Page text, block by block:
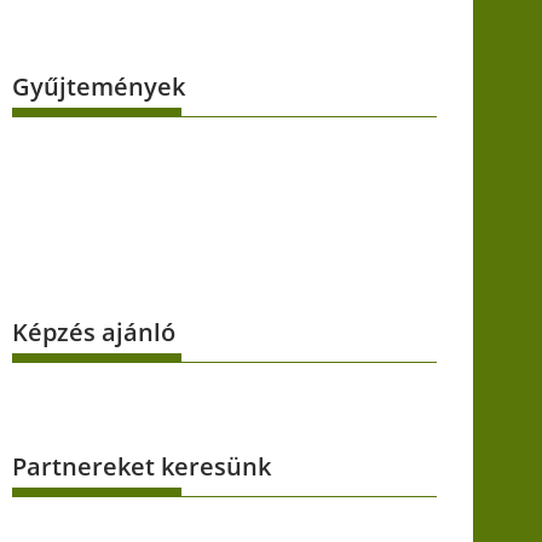
Gyűjtemények
Képzés ajánló
Partnereket keresünk